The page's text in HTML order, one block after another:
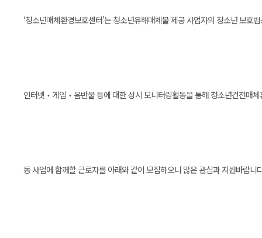
‘청소년매체환경보호센터’는 청소년유해매체물 제공 사업자의 청소년 보호
인터넷‧게임‧음반물 등에 대한 상시 모니터링활동을 통해 청소년건전매체
동 사업에 함께할 근로자를 아래와 같이 모집하오니 많은 관심과 지원바랍니